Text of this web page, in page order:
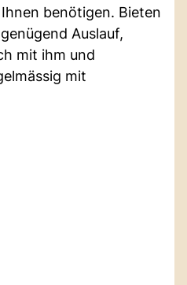
benötigen. Bieten
Auslauf,
mit ihm und
mit